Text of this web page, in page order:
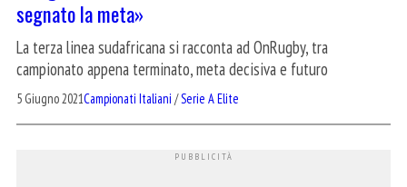
segnato la meta»
La terza linea sudafricana si racconta ad OnRugby, tra
campionato appena terminato, meta decisiva e futuro
5 Giugno 2021Campionati Italiani /Serie A Elite